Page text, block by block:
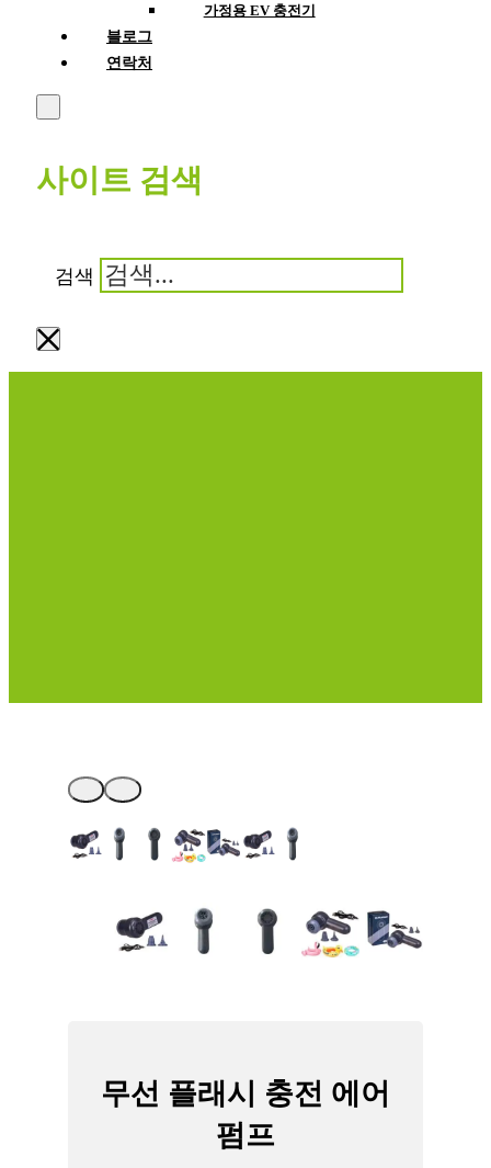
가정용 EV 충전기
블로그
연락처
사이트 검색
검색
×
무선 플래시 충전 에어
펌프